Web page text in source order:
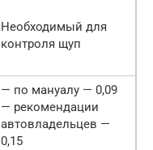
Необходимый для
контроля щуп
— по мануалу — 0,09
— рекомендации
автовладельцев —
0,15